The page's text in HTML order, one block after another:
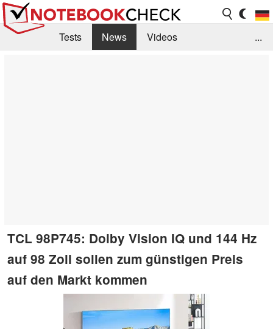
Tests News
Videos
...
TCL 98P745: Dolby Vision IQ und 144 Hz
auf 98 Zoll sollen zum günstigen Preis
auf den Markt kommen